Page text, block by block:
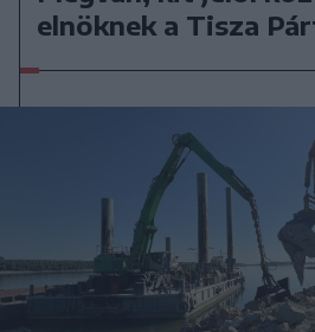
elnöknek a Tisza